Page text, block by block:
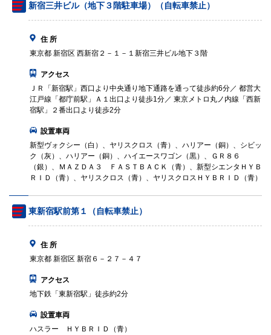
新宿三井ビル（地下３階駐車場）（自転車禁止）
住 所
東京都 新宿区 西新宿２－１－１新宿三井ビル地下３階
アクセス
ＪＲ「新宿駅」西口より中央通り地下通路を通って徒歩約6分／ 都営大
江戸線「都庁前駅」Ａ１出口より徒歩1分／ 東京メトロ丸ノ内線「西新
宿駅」２番出口より徒歩2分
設置車両
新型ヴォクシー（白）、ヤリスクロス（青）、ハリアー（銅）、シビッ
ク（灰）、ハリアー（銅）、ハイエースワゴン（黒）、ＧＲ８６
（銀）、ＭＡＺＤＡ３ ＦＡＳＴＢＡＣＫ（青）、新型シエンタＨＹＢ
ＲＩＤ（青）、ヤリスクロス（青）、ヤリスクロスＨＹＢＲＩＤ（青）
東新宿駅前第１（自転車禁止）
住 所
東京都 新宿区 新宿６－２７－４７
アクセス
地下鉄「東新宿駅」徒歩約2分
設置車両
ハスラー ＨＹＢＲＩＤ（青）